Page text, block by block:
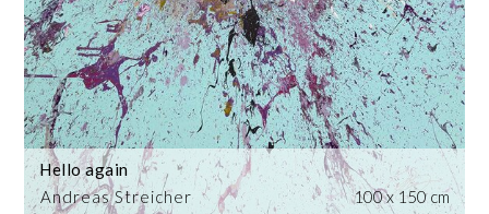
Andreas Streicher
Hello again
100 x 150 cm